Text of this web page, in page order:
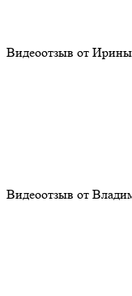
Видеоотзыв от
Видеоотзыв от